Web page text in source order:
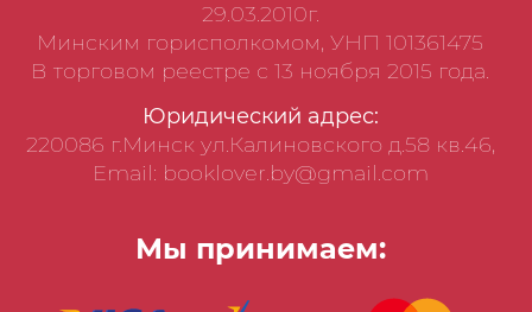
29.03.2010г.
Минским горисполкомом, УНП 101361475
В торговом реестре с 13 ноября 2015 года.
Юридический адрес:
220086 г.Минск ул.Калиновского д.58 кв.46,
Email: booklover.by@gmail.com
Мы принимаем: